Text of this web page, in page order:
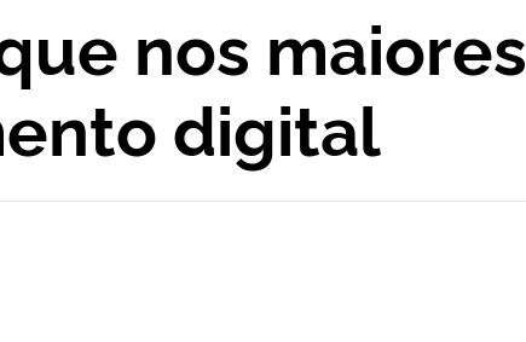
nos maiores
digital